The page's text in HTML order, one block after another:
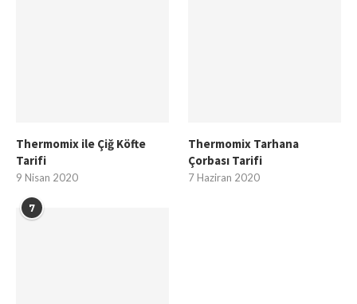
Thermomix ile Çiğ Köfte
Tarifi
9 Nisan 2020
Thermomix Tarhana
Çorbası Tarifi
7 Haziran 2020
7